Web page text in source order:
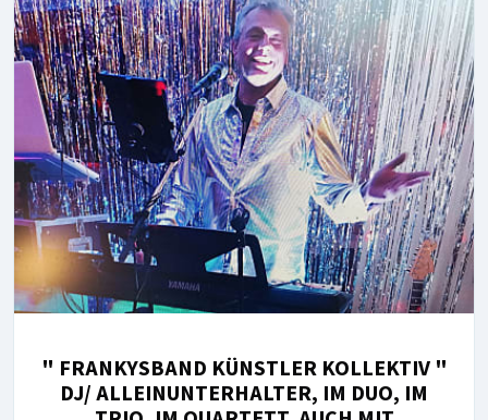
" FRANKYSBAND KÜNSTLER KOLLEKTIV "
DJ/ ALLEINUNTERHALTER, IM DUO, IM